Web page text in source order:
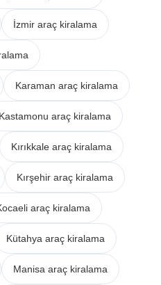
İzmir araç kiralama
Karaman araç kiralama
Kastamonu araç kiralama
Kırıkkale araç kiralama
Kırşehir araç kiralama
araç kiralama
Kütahya araç kiralama
Manisa araç kiralama